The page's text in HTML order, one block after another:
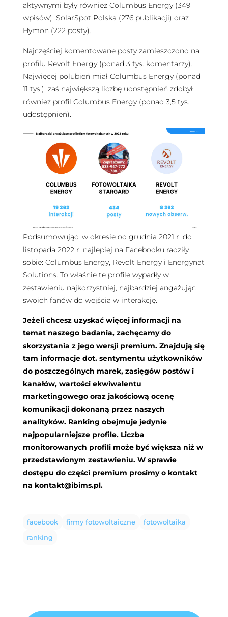
aktywnymi były również Columbus Energy (349
wpisów), SolarSpot Polska (276 publikacji) oraz
Hymon (222 posty).
Najczęściej komentowane posty zamieszczono na
profilu Revolt Energy (ponad 3 tys. komentarzy).
Najwięcej polubień miał Columbus Energy (ponad
11 tys.), zaś największą liczbę udostępnień zdobył
również profil Columbus Energy (ponad 3,5 tys.
udostępnień).
Podsumowując, w okresie od grudnia 2021 r. do
listopada 2022 r. najlepiej na Facebooku radziły
sobie: Columbus Energy, Revolt Energy i Energynat
Solutions. To właśnie te profile wypadły w
zestawieniu najkorzystniej, najbardziej angażując
swoich fanów do wejścia w interakcję.
Jeżeli chcesz uzyskać więcej informacji na
temat naszego badania, zachęcamy do
skorzystania z jego wersji premium. Znajdują się
tam informacje dot. sentymentu użytkowników
do poszczególnych marek, zasięgów postów i
kanałów, wartości ekwiwalentu
marketingowego oraz jakościową ocenę
komunikacji dokonaną przez naszych
analityków. Ranking obejmuje jedynie
najpopularniejsze profile. Liczba
monitorowanych profili może być większa niż w
przedstawionym zestawieniu. W sprawie
dostępu do części premium prosimy o kontakt
na kontakt@ibims.pl.
facebook firmy fotowoltaiczne
fotowoltaika
ranking